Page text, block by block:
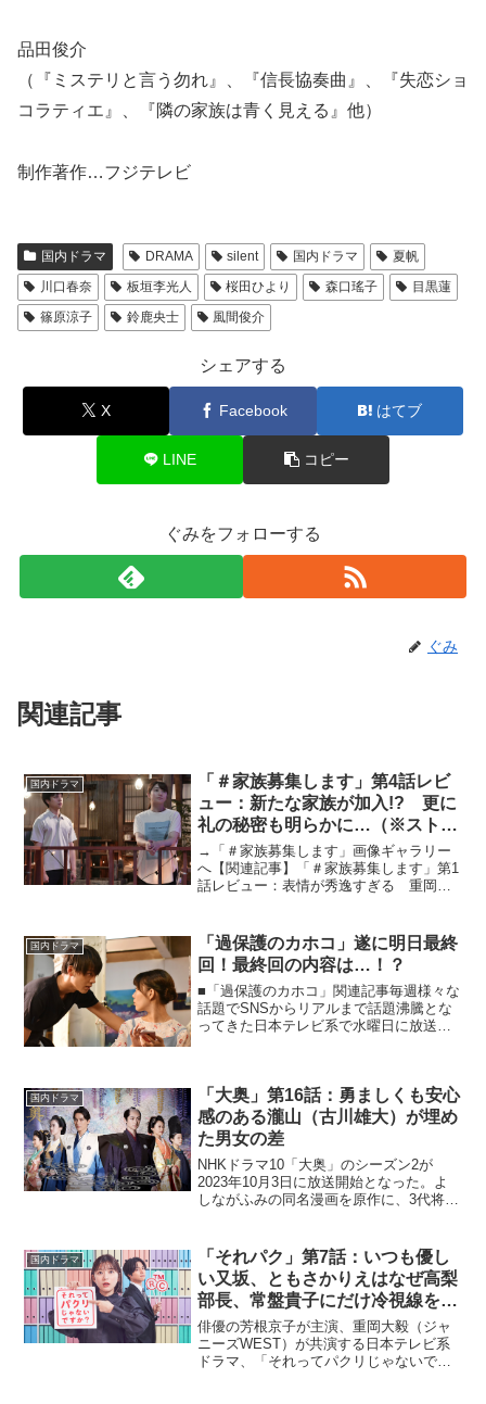
品田俊介
（『ミステリと言う勿れ』、『信長協奏曲』、『失恋ショ
コラティエ』、『隣の家族は青く見える』他）
制作著作…フジテレビ
国内ドラマ DRAMA silent 国内ドラマ
夏帆
川口春奈
板垣李光人 桜田ひより 森口瑤子
目黒蓮
篠原涼子
鈴鹿央士 風間俊介
シェアする
X Facebook はてブ
LINE コピー
ぐみをフォローする
ぐみ
関連記事
国内ドラマ
「＃家族募集します」第4話レビ
ュー：新たな家族が加入!? 更に
礼の秘密も明らかに…（※ストー
リーネタバレあり）
→「＃家族募集します」画像ギャラリー
へ【関連記事】「＃家族募集します」第1
話レビュー：表情が秀逸すぎる 重岡大
話泣いてしまう！俊平と礼の信頼感が救
うもの【関連記事】「...
国内ドラマ
「過保護のカホコ」遂に明日最終
回！最終回の内容は…！？
■「過保護のカホコ」関連記事毎週様々な
話題でSNSからリアルまで話題沸騰とな
ってきた日本テレビ系で水曜日に放送中
と、最後だけ見る方向け...
国内ドラマ
「大奥」第16話：勇ましくも安心
感のある瀧山（古川雄大）が埋め
た男女の差
NHKドラマ10「大奥」のシーズン2が
2023年10月3日に放送開始となった。よ
しながふみの同名漫画を原作に、3代将
より男女の立場が逆転した江戸パラレル
ワールドを描く本...
国内ドラマ
「それパク」第7話：いつも優し
い又坂、ともさかりえはなぜ高梨
部長、常盤貴子にだけ冷視線を送
るのか？
俳優の芳根京子が主演、重岡大毅（ジャ
ニーズWEST）が共演する日本テレビ系
ドラマ、「それってパクリじゃないです